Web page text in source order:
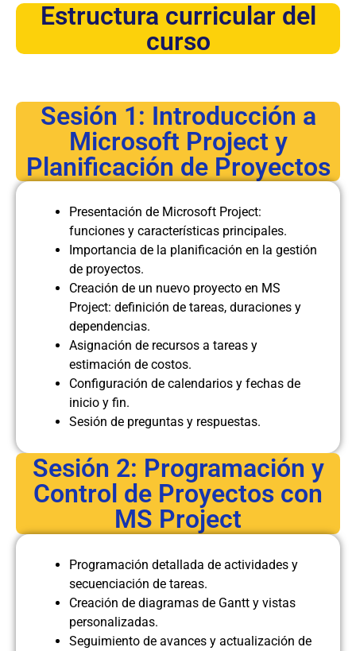
Estructura curricular del
curso
Sesión 1: Introducción a
Microsoft Project y
Planificación de Proyectos
Presentación de Microsoft Project:
funciones y características principales.
Importancia de la planificación en la gestión
de proyectos.
Creación de un nuevo proyecto en MS
Project: definición de tareas, duraciones y
dependencias.
Asignación de recursos a tareas y
estimación de costos.
Configuración de calendarios y fechas de
inicio y fin.
Sesión de preguntas y respuestas.
Sesión 2: Programación y
Control de Proyectos con
MS Project
Programación detallada de actividades y
secuenciación de tareas.
Creación de diagramas de Gantt y vistas
personalizadas.
Seguimiento de avances y actualización de